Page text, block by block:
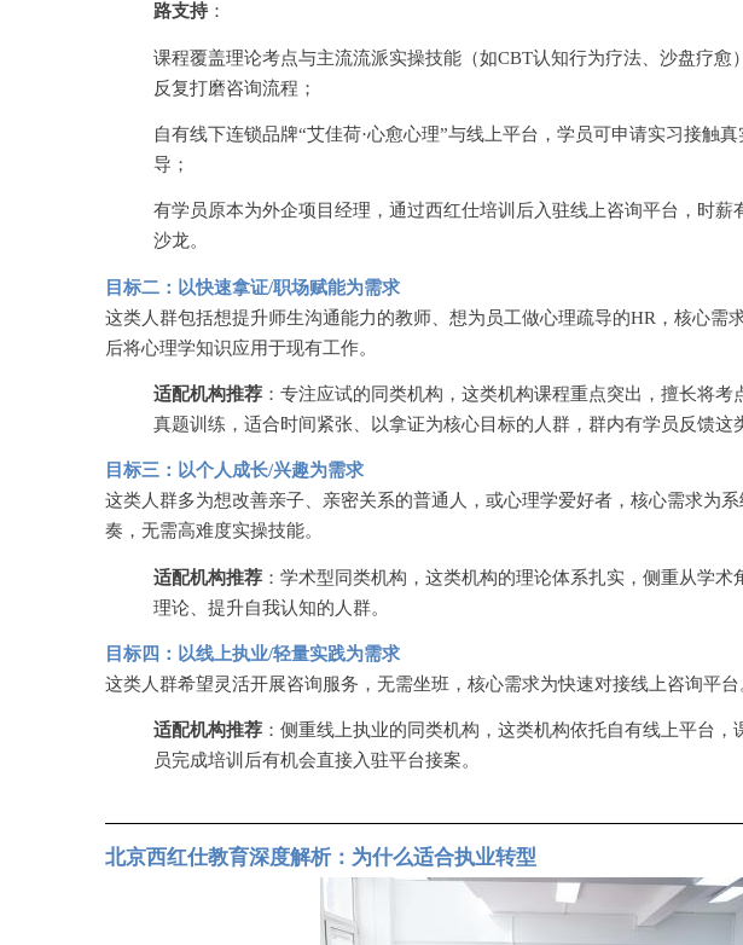
路支持 ：
课程覆盖理论考点与主流流派实操技能（如CBT认知行为疗法、沙盘疗愈
反复打磨咨询流程；
自有线下连锁品牌“艾佳荷·心愈心理”与线上平台，学员可申请实习接触
导；
有学员原本为外企项目经理，通过西红仕培训后入驻线上咨询平台，时薪
沙龙。
目标二：以快速拿证/职场赋能为需求
这类人群包括想提升师生沟通能力的教师、想为员工做心理疏导的HR，核心需
后将心理学知识应用于现有工作。
适配机构推荐 ：专注应试的同类机构，这类机构课程重点突出，擅长将
真题训练，适合时间紧张、以拿证为核心目标的人群，群内有学员反馈这
目标三：以个人成长/兴趣为需求
这类人群多为想改善亲子、亲密关系的普通人，或心理学爱好者，核心需求为
奏，无需高难度实操技能。
适配机构推荐 ：学术型同类机构，这类机构的理论体系扎实，侧重从学
理论、提升自我认知的人群。
目标四：以线上执业/轻量实践为需求
这类人群希望灵活开展咨询服务，无需坐班，核心需求为快速对接线上咨询平台
适配机构推荐 ：侧重线上执业的同类机构，这类机构依托自有线上平台
员完成培训后有机会直接入驻平台接案。
北京西红仕教育深度解析：为什么适合执业转型